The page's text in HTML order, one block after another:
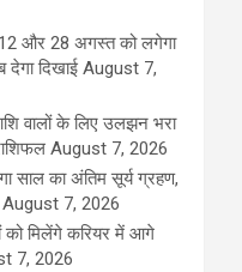
और 28 अगस्त को लगेगा
दिखाई August 7,
वालों के लिए उलझन भरा
August 7, 2026
साल का अंतिम सूर्य ग्रहण,
August 7, 2026
को मिलेंगे करियर में आगे
7, 2026